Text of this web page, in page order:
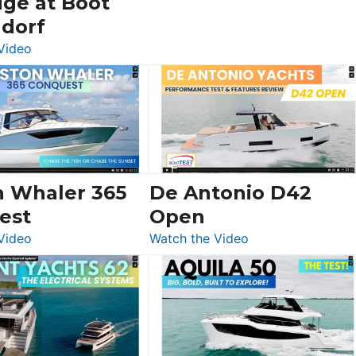
:
Luxury
Yacht
Tour:
Sunseeker
Ocean
156,
Beneteau
Trawler
54
&
Princess
F58
Flybridge
at
Whaler 365
:
Boston
Whaler
365
Conquest
De Antonio D42
Open
Watch the Video:
De
Antonio
D42
Open